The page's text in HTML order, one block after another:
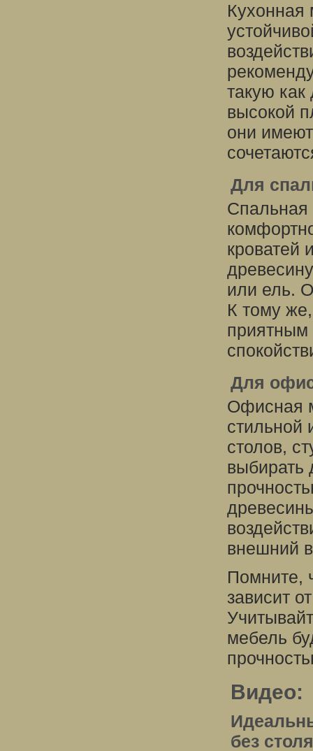
Кухонная
такую
высокой
они
Для
Спальная
кроватей
или ель.
К тому
приятным
Для
Офисная
стильной
столов,
выбирать
внешний
Помните,
зависит
мебель
Видео:
без